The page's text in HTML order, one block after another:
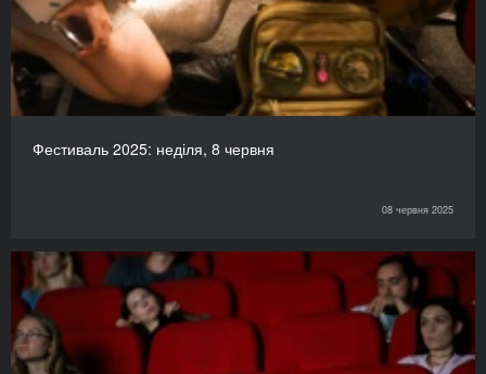
Фестиваль 2025: неділя, 8 червня
08 червня 2025